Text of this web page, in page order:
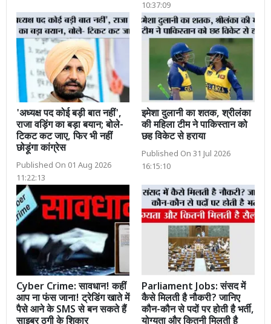
10:37:09
'अध्यक्ष पद कोई बड़ी बात नहीं',
राजा वड़िंग का बड़ा बयान; बोले-
टिकट कट जाए, फिर भी नहीं
छोड़ूंगा कांग्रेस
Published On 01 Aug 2026
11:22:13
इमेशा दुलानी का शतक, श्रीलंका
की महिला टीम ने पाकिस्तान को
छह विकेट से हराया
Published On 31 Jul 2026
16:15:10
Cyber Crime: सावधान! कहीं
आप ना फंस जाना! ट्रेडिंग खाते में
पैसे आने के SMS से बन सकते हैं
Parliament Jobs: संसद में
कैसे मिलती है नौकरी? जानिए
कौन-कौन से पदों पर होती है भर्ती,